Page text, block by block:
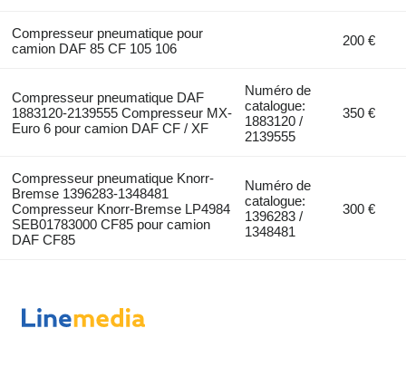
Compresseur pneumatique pour
camion DAF 85 CF 105 106
200 €
Compresseur pneumatique DAF
1883120-2139555 Compresseur MX-
Euro 6 pour camion DAF CF / XF
Numéro de
catalogue:
1883120 /
2139555
350 €
Compresseur pneumatique Knorr-
Bremse 1396283-1348481
Compresseur Knorr-Bremse LP4984
SEB01783000 CF85 pour camion
DAF CF85
Numéro de
catalogue:
1396283 /
1348481
300 €